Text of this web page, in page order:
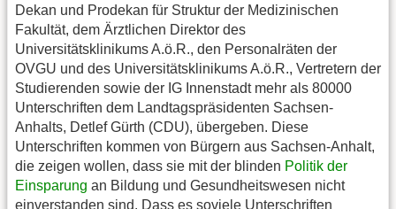
Dekan und Prodekan für Struktur der Medizinischen
Fakultät, dem Ärztlichen Direktor des
Universitätsklinikums A.ö.R., den Personalräten der
OVGU und des Universitätsklinikums A.ö.R., Vertretern der
Studierenden sowie der IG Innenstadt mehr als 80000
Unterschriften dem Landtagspräsidenten Sachsen-
Anhalts, Detlef Gürth (CDU), übergeben. Diese
Unterschriften kommen von Bürgern aus Sachsen-Anhalt,
die zeigen wollen, dass sie mit der blinden Politik der
Einsparung an Bildung und Gesundheitswesen nicht
einverstanden sind. Dass es soviele Unterschriften